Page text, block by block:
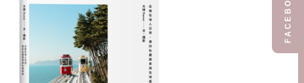
FACEBOOK